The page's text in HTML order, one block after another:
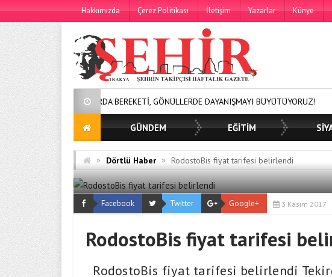
Hakkımızda Çerez Politikası İletişim Yazarlar Künye
SOFRALARDA BEREKETİ, GÖNÜLLERDE DAYANIŞMAYI BÜYÜTÜYORUZ! 250 BİN
GÜNDEM EĞİTİM
» Dörtlü Haber » RodostoBis fiyat tarifesi belirlendi
Facebook Twitter Google+ 3 Kasım 2017
RodostoBis fiyat tarifesi
RodostoBis fiyat tarifesi belirlendi